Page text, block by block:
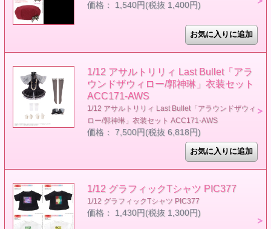
価格： 1,540円(税抜 1,400円)
1/12 アサルトリリィ Last Bullet「アラ
ウンドザウィロー/郭神琳」衣装セット
ACC171-AWS
1/12 アサルトリリィ Last Bullet「アラウンドザウィ
ロー/郭神琳」衣装セット ACC171-AWS
価格： 7,500円(税抜 6,818円)
1/12 グラフィックTシャツ PIC377
1/12 グラフィックTシャツ PIC377
価格： 1,430円(税抜 1,300円)